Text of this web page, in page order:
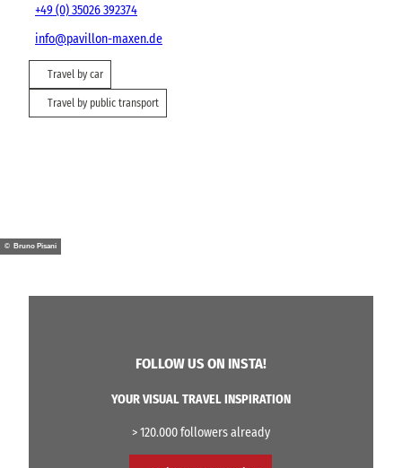
+49 (0) 35026 392374
info@pavillon-maxen.de
Travel by car
Travel by public transport
© Bruno Pisani
FOLLOW US ON INSTA!
YOUR VISUAL TRAVEL INSPIRATION
> 120.000 followers already